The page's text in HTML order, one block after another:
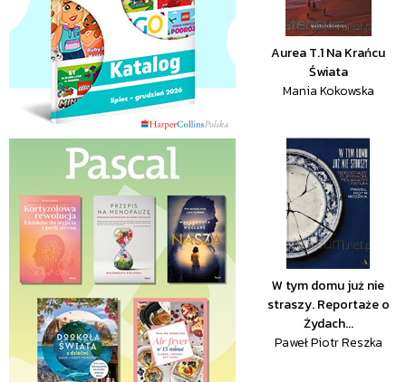
Aurea T.1 Na Krańcu
Świata
Mania Kokowska
W tym domu już nie
straszy. Reportaże o
Żydach...
Paweł Piotr Reszka